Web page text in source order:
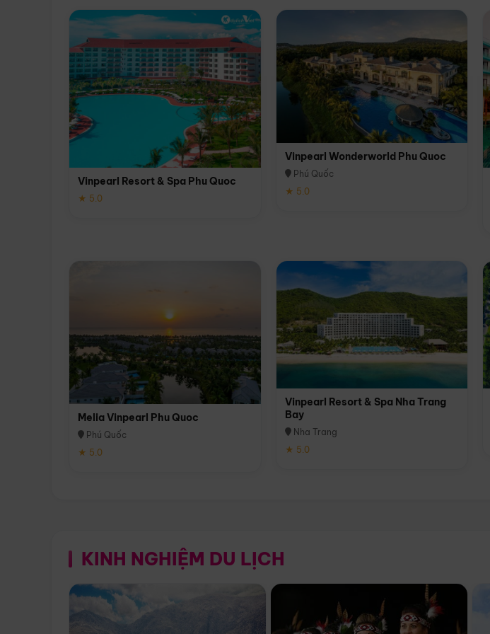
Vinpearl Resort & Spa Phu Quoc
★ 5.0
Vinpearl Wonderworld Phu Quoc
Phú Quốc
★ 5.0
Melia Vinpearl Phu Quoc
Phú Quốc
★ 5.0
Vinpearl Resort & Spa Nha Trang
Bay
Nha Trang
★ 5.0
KINH NGHIỆM DU LỊCH